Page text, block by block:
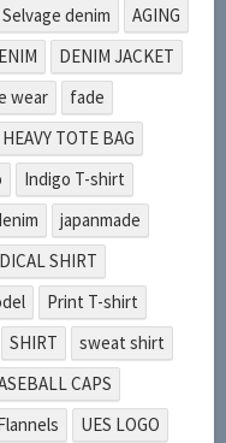
denim
AGING
DENIM JACKET
wear
fade
HEAVY TOTE BAG
Indigo T-shirt
japanmade
SHIRT
Print T-shirt
SHIRT
sweat shirt
CAPS
UES LOGO